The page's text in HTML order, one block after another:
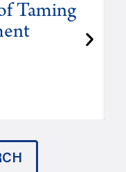
Taming